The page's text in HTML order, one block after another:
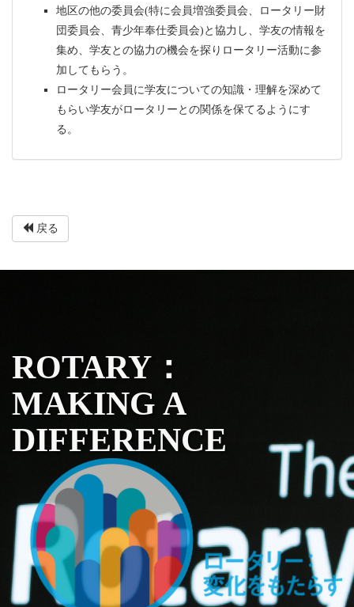
地区の他の委員会(特に会員増強委員会、ロータリー財
団委員会、青少年奉仕委員会)と協力し、学友の情報を
集め、学友との協力の機会を探りロータリー活動に参
加してもらう。
ロータリー会員に学友についての知識・理解を深めて
もらい学友がロータリーとの関係を保てるようにす
る。
戻る
ROTARY：
MAKING A
DIFFERENCE